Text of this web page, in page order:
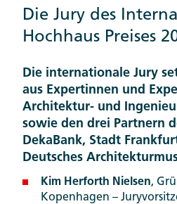
Die Jury des
Hochhaus Preises
Die internationale Jury
aus Expertinnen und
Architektur- und
sowie den drei Partnern
DekaBank, Stadt
Deutsches
Kim Herforth Nielsen,
Kopenhagen –